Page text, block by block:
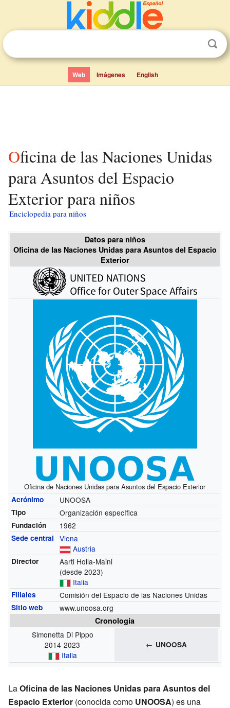
Web Imágenes English
Oficina de las Naciones Unidas
para Asuntos del Espacio
Exterior para niños
Enciclopedia para niños
Datos para niños
Oficina de las Naciones Unidas para Asuntos del Espacio
Exterior
Oficina de Naciones Unidas para Asuntos del Espacio Exterior
Acrónimo
UNOOSA
Tipo Organización específica
Fundación 1962
Sede central
Viena
Austria
Director
Aarti Holla-Maini
(desde 2023)
Italia
Filiales Comisión del Espacio de las Naciones Unidas
Sitio web
www.unoosa.org
Cronología
Simonetta Di Pippo
2014-2023
Italia
← UNOOSA
LaOficina de las Naciones Unidas para Asuntos del
Espacio Exterior (conocida como UNOOSA) es una